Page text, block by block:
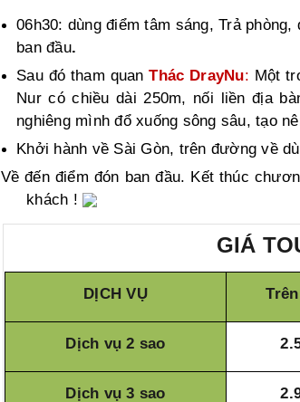
06h30: dùng điểm tâm sáng,Trả phòng,
ban đầu.
Sau đó tham quanThác DrayNu: Một
Nur có chiều dài 250m, nối liền địa
nghiêng mình đổ xuống sông sâu, tạo
Khởi hành về Sài Gòn, trên đường về
Về đến điểm đón ban đầu. Kết thúc
khách !
GIÁ
DỊCH VỤ
Dịch vụ 2 sao
Dịch vụ 3 sao